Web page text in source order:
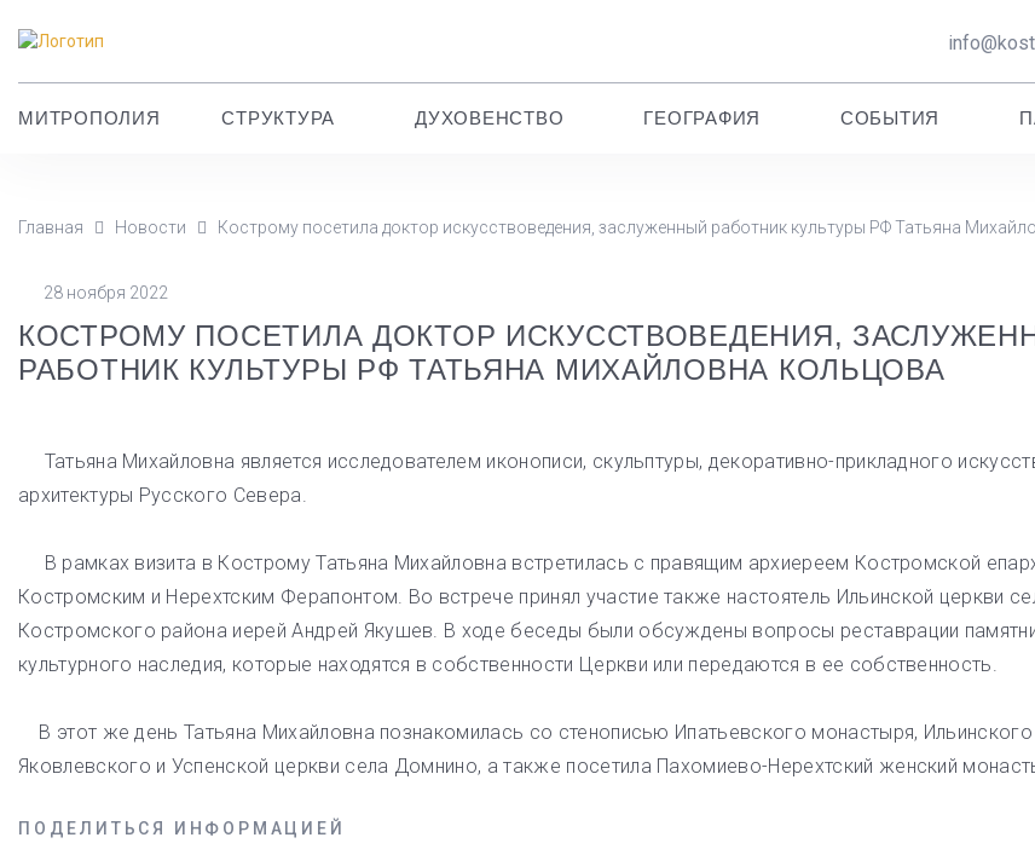
МИТРОПОЛИЯ СТРУКТУРА ДУХОВЕНСТВО ГЕОГРАФИЯ СОБЫТИЯ
Главная Новости Кострому посетила доктор искусствоведения, заслуженный работник культуры РФ Татьяна
28 ноября 2022
КОСТРОМУ ПОСЕТИЛА ДОКТОР ИСКУССТВОВЕДЕНИЯ,
РАБОТНИК КУЛЬТУРЫ РФ ТАТЬЯНА МИХАЙЛОВНА КОЛЬЦОВА
Татьяна Михайловна является исследователем иконописи, скульптуры, декоративно-прикладного
архитектуры Русского Севера.
В рамках визита в Кострому Татьяна Михайловна встретилась с правящим архиереем Костромской
Костромским и Нерехтским Ферапонтом. Во встрече принял участие также настоятель Ильинской церкви
Костромского района иерей Андрей Якушев. В ходе беседы были обсуждены вопросы реставрации
культурного наследия, которые находятся в собственности Церкви или передаются в ее собственность.
В этот же день Татьяна Михайловна познакомилась со стенописью Ипатьевского монастыря,
Яковлевского и Успенской церкви села Домнино, а также посетила Пахомиево-Нерехтский женский
ПОДЕЛИТЬСЯ ИНФОРМАЦИЕЙ